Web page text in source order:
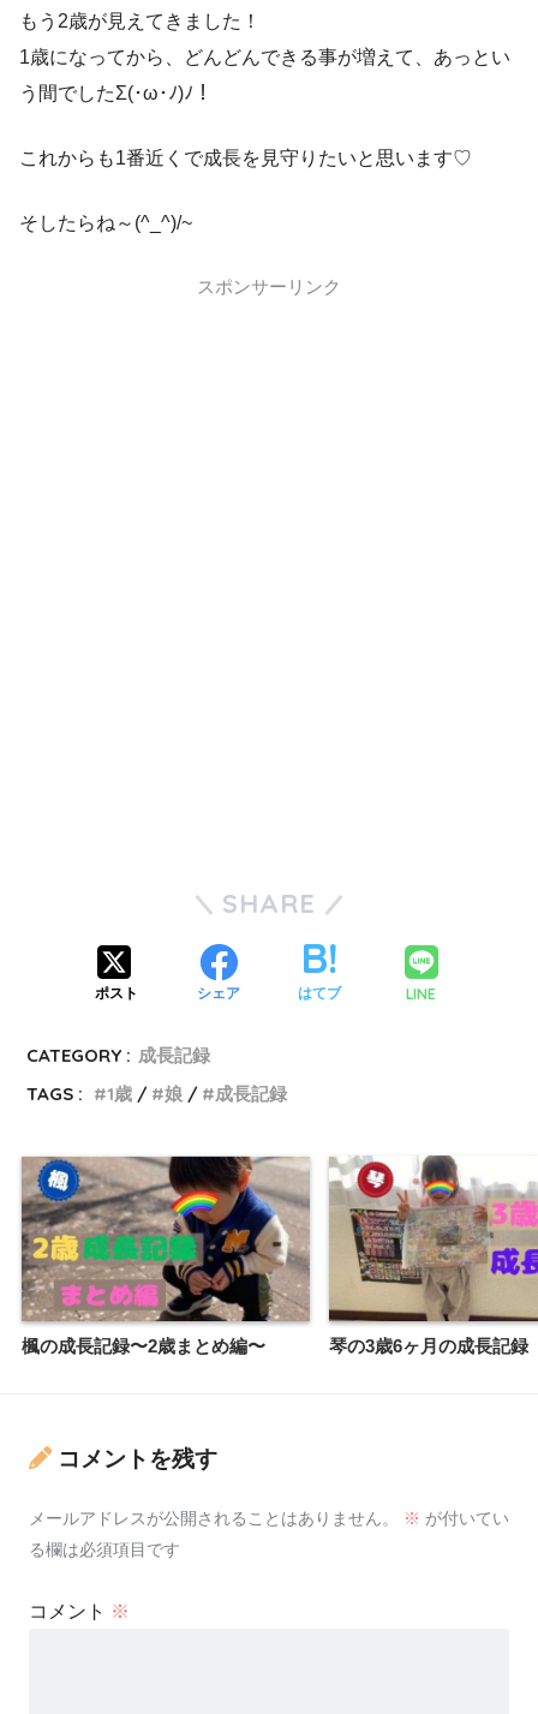
もう2歳が見えてきました！
1歳になってから、どんどんできる事が増えて、あっとい
う間でしたΣ(･ω･ﾉ)ﾉ！
これからも1番近くで成長を見守りたいと思います♡
そしたらね～(^_^)/~
スポンサーリンク
SHARE
ポスト シェア はてブ LINE
CATEGORY : 成長記録
TAGS :
1歳 娘 成長記録
楓の成長記録〜2歳まとめ編〜 琴の3歳6ヶ月の成長記録
コメントを残す
メールアドレスが公開されることはありません。 ※ が付いてい
る欄は必須項目です
コメント ※